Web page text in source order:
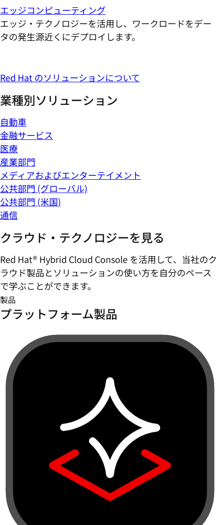
エッジコンピューティング
エッジ・テクノロジーを活用し、ワークロードをデー
タの発生源近くにデプロイします。
Red Hat のソリューションについて
業種別ソリューション
自動車
金融サービス
医療
産業部門
メディアおよびエンターテイメント
公共部門 (グローバル)
公共部門 (米国)
通信
クラウド・テクノロジーを見る
Red Hat® Hybrid Cloud Console を活用して、当社のク
ラウド製品とソリューションの使い方を自分のペース
で学ぶことができます。
製品
プラットフォーム製品